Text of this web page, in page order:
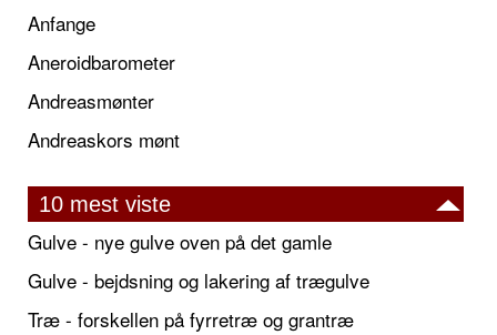
Anfange
Aneroidbarometer
Andreasmønter
Andreaskors mønt
10 mest viste
Gulve - nye gulve oven på det gamle
Gulve - bejdsning og lakering af trægulve
Træ - forskellen på fyrretræ og grantræ